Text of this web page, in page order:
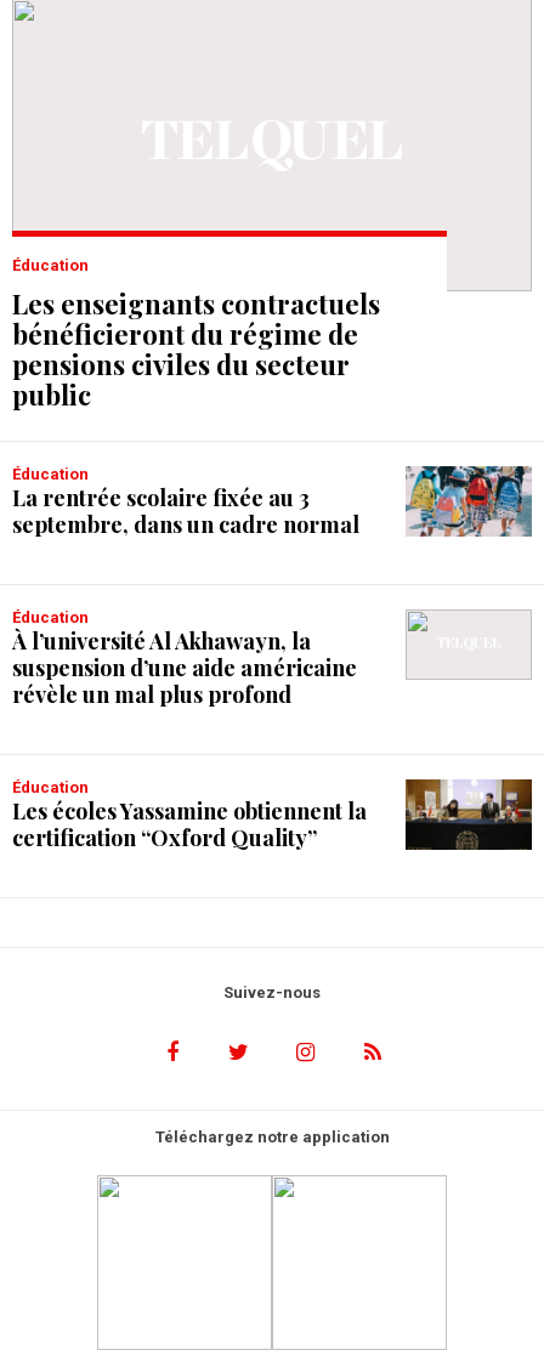
Éducation
Les enseignants contractuels
bénéficieront du régime de
pensions civiles du secteur
public
Éducation
La rentrée scolaire fixée au 3
septembre, dans un cadre normal
Éducation
À l’université Al Akhawayn, la
suspension d’une aide américaine
révèle un mal plus profond
Éducation
Les écoles Yassamine obtiennent la
certification “Oxford Quality”
Suivez-nous
Téléchargez notre application